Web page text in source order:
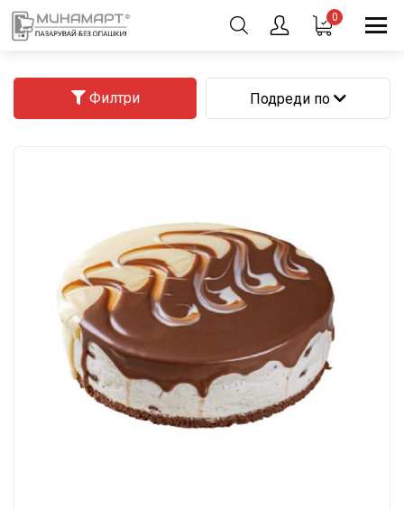
0
Филтри Подреди по